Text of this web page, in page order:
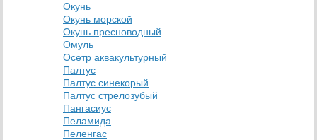
Окунь
Окунь морской
Окунь пресноводный
Омуль
Осетр аквакультурный
Палтус
Палтус синекорый
Палтус стрелозубый
Пангасиус
Пеламида
Пеленгас